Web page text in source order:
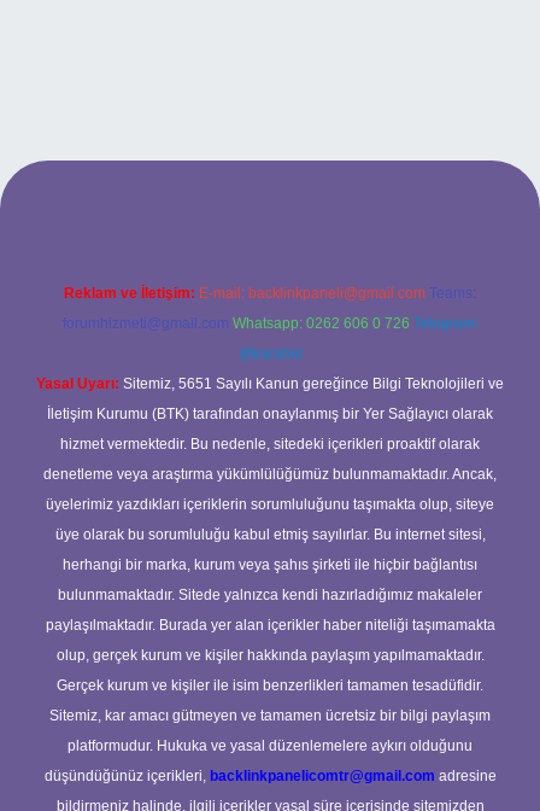
giriş
Reklam ve İletişim: E-mail: backlinkpaneli@gmail.com Teams:
forumhizmeti@gmail.com Whatsapp: 0262 606 0 726 Telegram:
@karabul
Yasal Uyarı: Sitemiz, 5651 Sayılı Kanun gereğince Bilgi Teknolojileri ve
İletişim Kurumu (BTK) tarafından onaylanmış bir Yer Sağlayıcı olarak
hizmet vermektedir. Bu nedenle, sitedeki içerikleri proaktif olarak
denetleme veya araştırma yükümlülüğümüz bulunmamaktadır. Ancak,
üyelerimiz yazdıkları içeriklerin sorumluluğunu taşımakta olup, siteye
üye olarak bu sorumluluğu kabul etmiş sayılırlar. Bu internet sitesi,
herhangi bir marka, kurum veya şahıs şirketi ile hiçbir bağlantısı
bulunmamaktadır. Sitede yalnızca kendi hazırladığımız makaleler
paylaşılmaktadır. Burada yer alan içerikler haber niteliği taşımamakta
olup, gerçek kurum ve kişiler hakkında paylaşım yapılmamaktadır.
Gerçek kurum ve kişiler ile isim benzerlikleri tamamen tesadüfidir.
Sitemiz, kar amacı gütmeyen ve tamamen ücretsiz bir bilgi paylaşım
platformudur. Hukuka ve yasal düzenlemelere aykırı olduğunu
düşündüğünüz içerikleri, backlinkpanelicomtr@gmail.com adresine
bildirmeniz halinde, ilgili içerikler yasal süre içerisinde sitemizden